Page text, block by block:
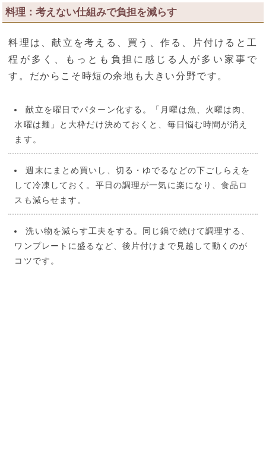
料理：考えない仕組みで負担を減らす
料理は、献立を考える、買う、作る、片付けると工
程が多く、もっとも負担に感じる人が多い家事で
す。だからこそ時短の余地も大きい分野です。
献立を曜日でパターン化する。「月曜は魚、火曜は肉、
水曜は麺」と大枠だけ決めておくと、毎日悩む時間が消え
ます。
週末にまとめ買いし、切る・ゆでるなどの下ごしらえを
して冷凍しておく。平日の調理が一気に楽になり、食品ロ
スも減らせます。
洗い物を減らす工夫をする。同じ鍋で続けて調理する、
ワンプレートに盛るなど、後片付けまで見越して動くのが
コツです。